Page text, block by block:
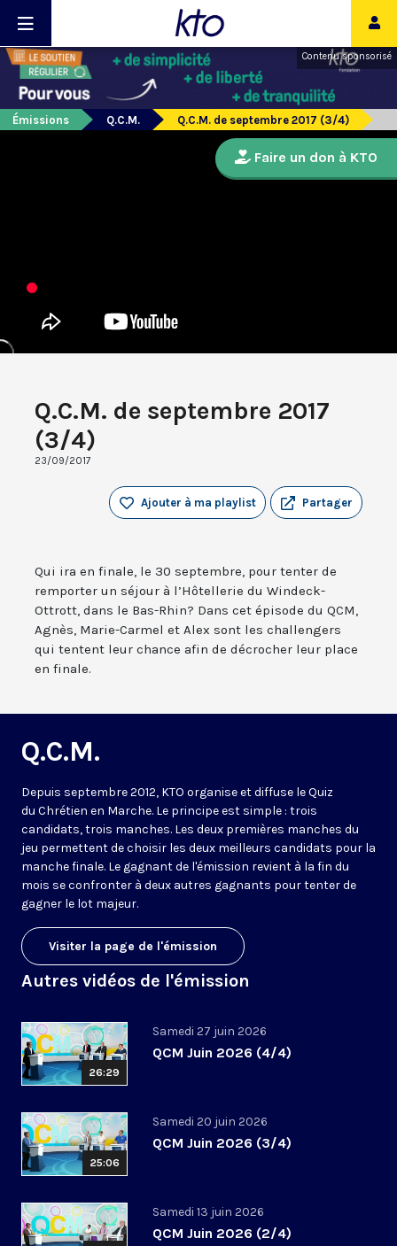
Contenu sponsorisé
Émissions Q.C.M. Q.C.M. de septembre 2017 (3/4)
Q.C.M. de septembre 2017
(3/4)
23/09/2017
Partager
Ajouter à ma playlist
Qui ira en finale, le 30 septembre, pour tenter de
remporter un séjour à l’Hôtellerie du Windeck-
Ottrott, dans le Bas-Rhin? Dans cet épisode du QCM,
Agnès, Marie-Carmel et Alex sont les challengers
qui tentent leur chance afin de décrocher leur place
en finale.
Q.C.M.
Depuis septembre 2012, KTO organise et diffuse le Quiz
du Chrétien en Marche. Le principe est simple : trois
candidats, trois manches. Les deux premières manches du
jeu permettent de choisir les deux meilleurs candidats pour la
manche finale. Le gagnant de l'émission revient à la fin du
mois se confronter à deux autres gagnants pour tenter de
gagner le lot majeur.
Visiter la page de l'émission
Autres vidéos de l'émission
26:29
Samedi 27 juin 2026
QCM Juin 2026 (4/4)
25:06
Samedi 20 juin 2026
QCM Juin 2026 (3/4)
Samedi 13 juin 2026
QCM Juin 2026 (2/4)
Faire un don à KTO